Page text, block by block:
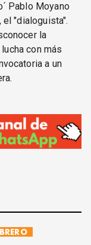
Pablo Moyano
el "dialoguista".
la
con más
a un